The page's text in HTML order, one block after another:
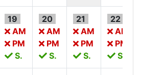
19
AM
PM
S.
20
AM
PM
S.
21
AM
PM
S.
22
AM
PM
S.